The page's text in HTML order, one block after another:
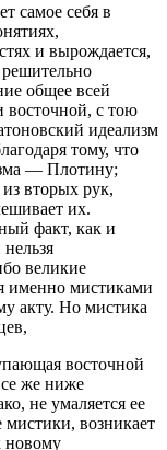
самое себя в
и вырождается,
общее всей
восточной, с тою
идеализм
тому, что
— Плотину;
вторых рук,
их.
факт, как и
великие
именно мистиками
акту. Но мистика
восточной
же ниже
не умаляется ее
мистики, возникает
новому